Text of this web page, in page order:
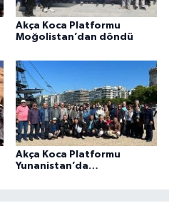
Akça Koca Platformu
Moğolistan’dan döndü
Akça Koca Platformu
Yunanistan’da…